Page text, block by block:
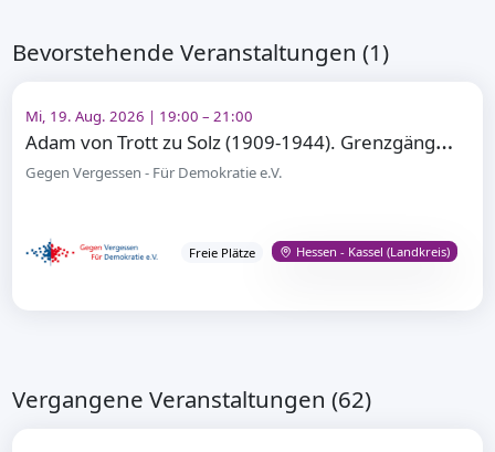
Bevorstehende Veranstaltungen (1)
Mi, 19. Aug. 2026 | 19:00 – 21:00
A
dam von Trott zu Solz (1909-1944). Grenzgänger – Widerstandskämpfer gegen Adolf Hitler
Gegen Vergessen - Für Demokratie e.V.
Freie Plätze Hessen - Kassel (Landkreis)
Vergangene Veranstaltungen (62)